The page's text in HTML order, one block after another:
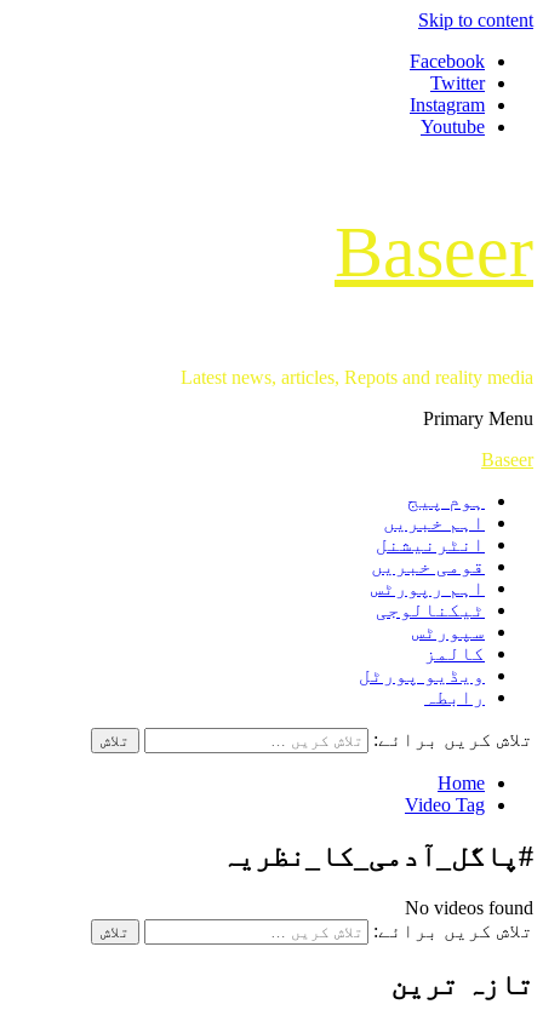
Skip to content
Facebook
Twitter
Instagram
Youtube
Baseer
Latest news, articles, Repots and reality media
Primary Menu
Baseer
ہوم پیج
اہم خبریں
انٹرنیشنل
قومی خبریں
اہم رپورٹس
ٹیکنالوجی
سپورٹس
کالمز
ویڈیو پورٹل
رابطہ
تلاش کریں برائے:
Home
Video Tag
#پاگل_آدمی_کا_نظریہ
No videos found
تلاش کریں برائے:
تازہ ترین